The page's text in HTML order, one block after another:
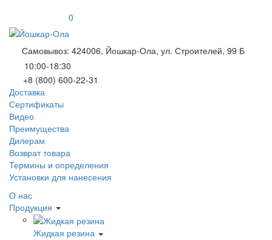
0
Самовывоз: 424006, Йошкар-Ола, ул. Строителей, 99 Б
10:00-18:30
+8 (800) 600-22-31
Доставка
Сертификаты
Видео
Преимущества
Дилерам
Возврат товара
Термины и определения
Установки для нанесения
О нас
Продукция
Жидкая резина